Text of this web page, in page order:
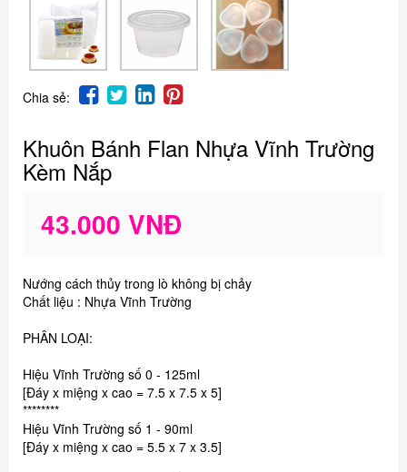
Chia sẻ:
Khuôn Bánh Flan Nhựa Vĩnh Trường
Kèm Nắp
43.000 VNĐ
Nướng cách thủy trong lò không bị chảy
Chất liệu : Nhựa Vĩnh Trường
PHÂN LOẠI:
Hiệu Vĩnh Trường số 0 - 125ml
[Đáy x miệng x cao = 7.5 x 7.5 x 5]
********
Hiệu Vĩnh Trường số 1 - 90ml
[Đáy x miệng x cao = 5.5 x 7 x 3.5]